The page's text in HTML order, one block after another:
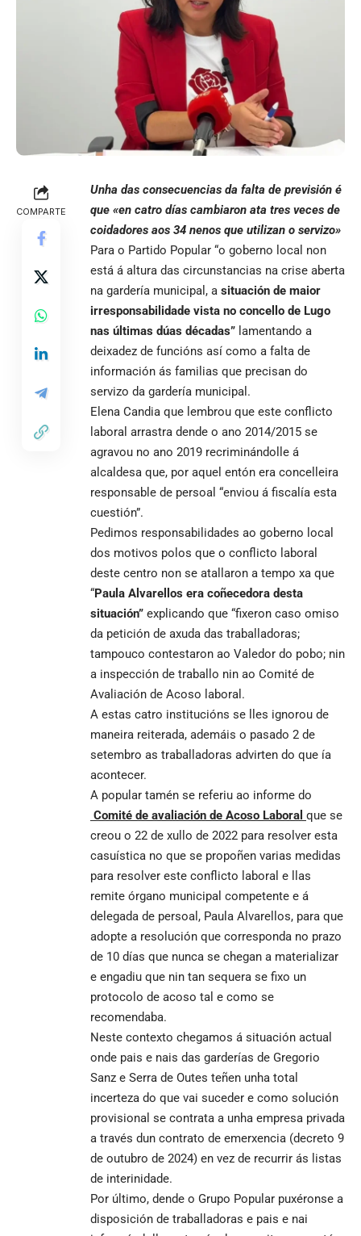
COMPARTE
Unha das consecuencias da falta de previsión é
que «en catro días cambiaron ata tres veces de
coidadores aos 34 nenos que utilizan o servizo»
Para o Partido Popular “o goberno local non
está á altura das circunstancias na crise aberta
na gardería municipal, a situación de maior
irresponsabilidade vista no concello de Lugo
nas últimas dúas décadas” lamentando a
deixadez de funcións así como a falta de
información ás familias que precisan do
servizo da gardería municipal.
Elena Candia que lembrou que este conflicto
laboral arrastra dende o ano 2014/2015 se
agravou no ano 2019 recriminándolle á
alcaldesa que, por aquel entón era concelleira
responsable de persoal “enviou á fiscalía esta
cuestión”.
Pedimos responsabilidades ao goberno local
dos motivos polos que o conflicto laboral
deste centro non se atallaron a tempo xa que
“Paula Alvarellos era coñecedora desta
situación” explicando que “fixeron caso omiso
da petición de axuda das traballadoras;
tampouco contestaron ao Valedor do pobo; nin
a inspección de traballo nin ao Comité de
Avaliación de Acoso laboral.
A estas catro institucións se lles ignorou de
maneira reiterada, ademáis o pasado 2 de
setembro as traballadoras advirten do que ía
acontecer.
A popular tamén se referiu ao informe do
Comité de avaliación de Acoso Laboral que se
creou o 22 de xullo de 2022 para resolver esta
casuística no que se propoñen varias medidas
para resolver este conflicto laboral e llas
remite órgano municipal competente e á
delegada de persoal, Paula Alvarellos, para que
adopte a resolución que corresponda no prazo
de 10 días que nunca se chegan a materializar
e engadiu que nin tan sequera se fixo un
protocolo de acoso tal e como se
recomendaba.
Neste contexto chegamos á situación actual
onde pais e nais das garderías de Gregorio
Sanz e Serra de Outes teñen unha total
incerteza do que vai suceder e como solución
provisional se contrata a unha empresa privada
a través dun contrato de emerxencia (decreto 9
de outubro de 2024) en vez de recurrir ás listas
de interinidade.
Por último, dende o Grupo Popular puxéronse a
disposición de traballadoras e pais e nai